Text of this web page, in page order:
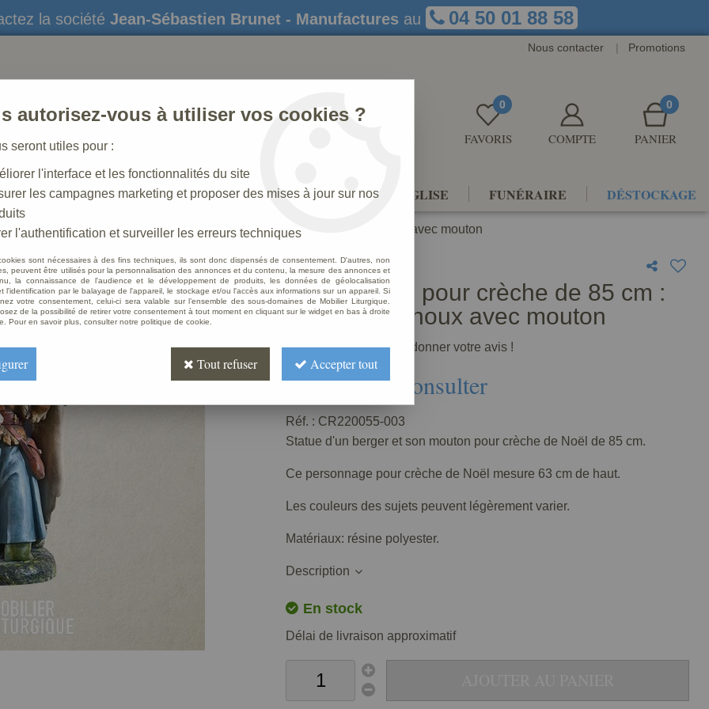
la société Jean-Sébastien Brunet - Manufactures au 04 50 01 88 58
Nous contacter | Promotions
0
FAVORIS COMPTE
0
PANIER
STATUES CRÈCHES DE NOËL AMÉNAGEMENTS D'ÉGLISE FUNÉRAIRE DÉSTOCKAGE
N° 55_85 CM >Personnage pour crèche de 85 cm : Berger à genoux avec mouton
Personnage pour crèche de 85 cm :
Berger à genoux avec mouton
Soyez le premier à donner votre avis !
Prix : Nous consulter
Réf. : CR220055-003
Statue d'un berger et son mouton pour crèche de Noël de 85 cm.
Ce personnage pour crèche de Noël mesure 63 cm de haut.
Les couleurs des sujets peuvent légèrement varier.
Matériaux: résine polyester.
Description
En stock
Délai de livraison approximatif
autorisez-vous à utiliser vos cookies ?
seront utiles pour :
l'interface et les fonctionnalités du site
les campagnes marketing et proposer des mises à jour sur nos
l'authentification et surveiller les erreurs techniques
sont nécessaires à des fins techniques, ils sont donc dispensés de consentement. D'autres, non
peuvent être utilisés pour la personnalisation des annonces et du contenu, la mesure des annonces et
la connaissance de l'audience et le développement de produits, les données de géolocalisation
l'identification par le balayage de l'appareil, le stockage et/ou l'accès aux informations sur un appareil. Si
votre consentement, celui-ci sera valable sur l’ensemble des sous-domaines de Mobilier Liturgique.
de la possibilité de retirer votre consentement à tout moment en cliquant sur le widget en bas à droite
Pour en savoir plus, consulter notre politique de cookie.
Tout refuser Accepter tout